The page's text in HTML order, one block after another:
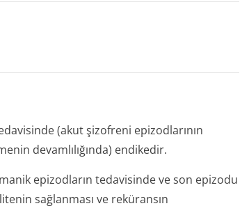
(akut şizofreni epizodlarının
devamlılığında) endikedir.
epizodların tedavisinde ve son epizodu
sağlanması ve reküransın